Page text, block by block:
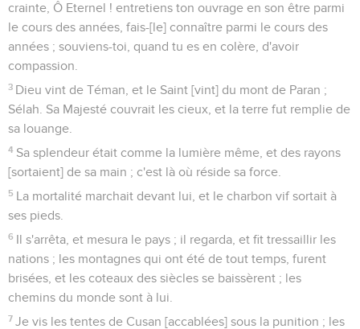
crainte, Ô Eternel ! entretiens ton ouvrage en son être parmi
le cours des années, fais-[le] connaître parmi le cours des
années ; souviens-toi, quand tu es en colère, d'avoir
compassion.
3 Dieu vint de Téman, et le Saint [vint] du mont de Paran ;
Sélah. Sa Majesté couvrait les cieux, et la terre fut remplie de
sa louange.
4 Sa splendeur était comme la lumière même, et des rayons
[sortaient] de sa main ; c'est là où réside sa force.
5 La mortalité marchait devant lui, et le charbon vif sortait à
ses pieds.
6 Il s'arrêta, et mesura le pays ; il regarda, et fit tressaillir les
nations ; les montagnes qui ont été de tout temps, furent
brisées, et les coteaux des siècles se baissèrent ; les
chemins du monde sont à lui.
7 Je vis les tentes de Cusan [accablées] sous la punition ; les